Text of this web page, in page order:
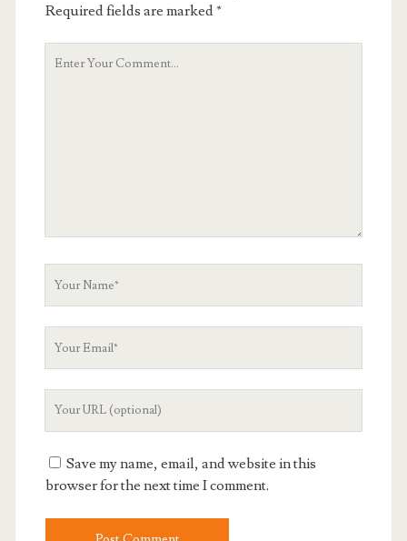
Required fields are marked*
Save my name, email, and website in this
browser for the next time I comment.